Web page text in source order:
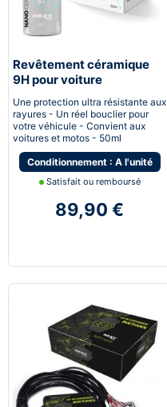
Revêtement céramique
9H pour voiture
Une protection ultra résistante aux
rayures - Un réel bouclier pour
votre véhicule - Convient aux
voitures et motos - 50ml
Conditionnement : A l'unité
Satisfait ou remboursé
89,90 €